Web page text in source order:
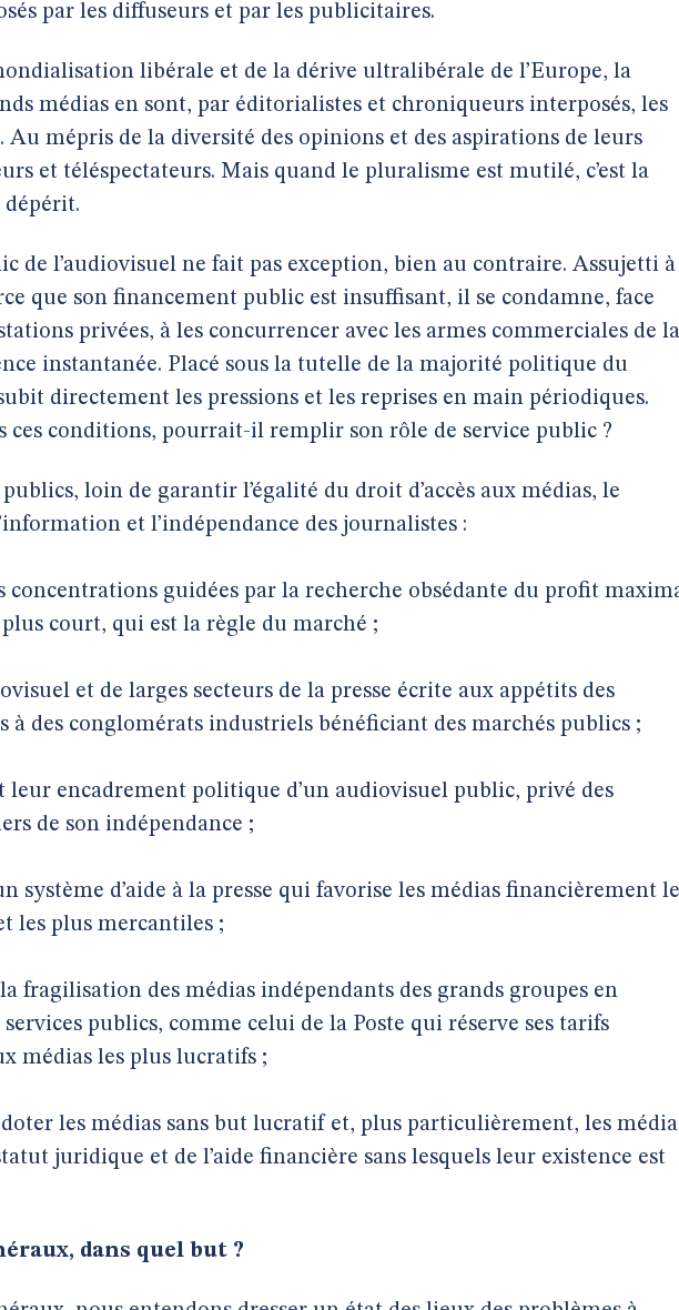
par les diffuseurs et par les publicitaires.
libérale et de la dérive ultralibérale de l’Europe, la
médias en sont, par éditorialistes et chroniqueurs interposés, les
Au mépris de la diversité des opinions et des aspirations de leurs
et téléspectateurs. Mais quand le pluralisme est mutilé, c’est la
de l’audiovisuel ne fait pas exception, bien au contraire. Assujetti à
que son financement public est insuffisant, il se condamne, face
privées, à les concurrencer avec les armes commerciales de la
instantanée. Placé sous la tutelle de la majorité politique du
directement les pressions et les reprises en main périodiques.
ces conditions, pourrait-il remplir son rôle de service public ?
loin de garantir l’égalité du droit d’accès aux médias, le
et l’indépendance des journalistes :
concentrations guidées par la recherche obsédante du profit
court, qui est la règle du marché ;
et de larges secteurs de la presse écrite aux appétits des
à des conglomérats industriels bénéficiant des marchés publics ;
encadrement politique d’un audiovisuel public, privé des
de son indépendance ;
système d’aide à la presse qui favorise les médias financièrement
les plus mercantiles ;
fragilisation des médias indépendants des grands groupes en
services publics, comme celui de la Poste qui réserve ses tarifs
médias les plus lucratifs ;
doter les médias sans but lucratif et, plus particulièrement, les
juridique et de l’aide financière sans lesquels leur existence est
dans quel but ?